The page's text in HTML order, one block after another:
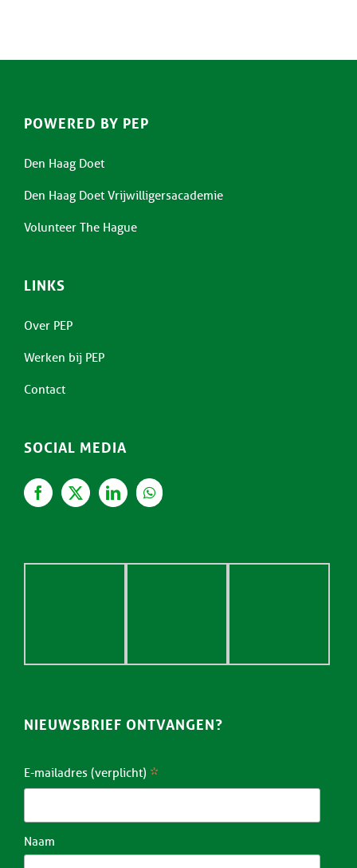
POWERED BY PEP
Den Haag Doet
Den Haag Doet Vrijwilligersacademie
Volunteer The Hague
LINKS
Over PEP
Werken bij PEP
Contact
SOCIAL MEDIA
NIEUWSBRIEF ONTVANGEN?
E-mailadres (verplicht) *
Naam